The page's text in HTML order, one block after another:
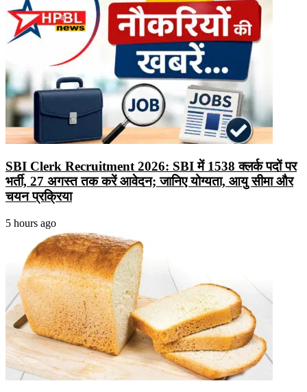
SBI Clerk Recruitment 2026: SBI में 1538 क्लर्क पदों पर
भर्ती, 27 अगस्त तक करें आवेदन; जानिए योग्यता, आयु सीमा और
चयन प्रक्रिया
5 hours ago